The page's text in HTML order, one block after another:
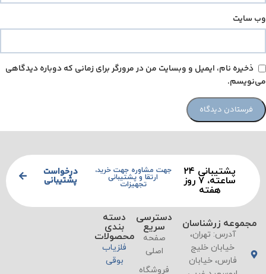
وب‌ سایت
ذخیره نام، ایمیل و وبسایت من در مرورگر برای زمانی که دوباره دیدگاهی
می‌نویسم.
پشتیبانی ۲۴
ساعته، ۷ روز
هفته
جهت مشاوره جهت خرید،
ارتقا و پشتیبانی
تجهیزات
درخواست
پشتیبانی
مجموعه زرشناسان
آدرس: تهران،
خیابان خلیج
فارس، خیابان
دسترسی
سریع
صفحه
اصلی
فروشگاه
دسته
بندی
محصولات
فلزیاب
بوقی